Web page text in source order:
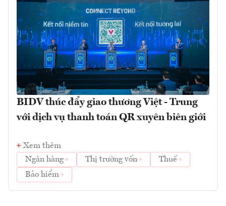
BIDV thúc đẩy giao thương Việt - Trung
với dịch vụ thanh toán QR xuyên biên giới
Xem thêm
Ngân hàng
Thị trường vốn
Thuế
Bảo hiểm